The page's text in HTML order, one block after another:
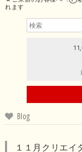
れます
Blog
１１月クリエ